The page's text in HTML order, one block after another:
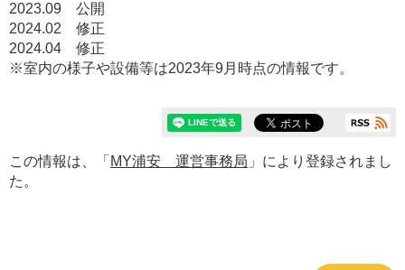
2023.09 公開
2024.02 修正
2024.04 修正
※室内の様子や設備等は2023年9月時点の情報です。
この情報は、「 MY浦安 運営事務局 」により登録されまし
た。